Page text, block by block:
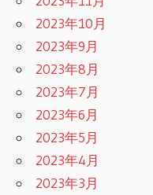
2023年10月
2023年9月
2023年8月
2023年7月
2023年6月
2023年5月
2023年4月
2023年3月